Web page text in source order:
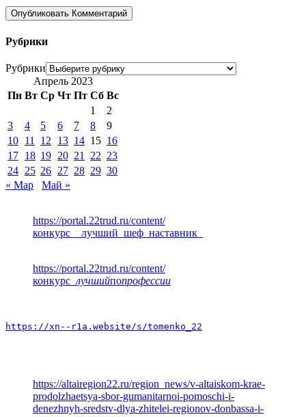
Рубрики
Рубрики
Апрель 2023
Пн Вт Ср Чт Пт Сб Вс
1
2
3
4 5 6 7 8
9
10 11 12 13 14 15 16
17 18 19 20 21 22 23
24 25 26 27 28 29 30
« Мар
Май »
https://portal.22trud.ru/content/
конкурс__лучший_шеф_наставник_
https://portal.22trud.ru/content/
конкурс _лучшийпопрофессии
https://xn--r1a.website/s/tomenko_22
https://altairegion22.ru/region_news/v-altaiskom-krae-
prodolzhaetsya-sbor-gumanitarnoi-pomoschi-i-
denezhnyh-sredstv-dlya-zhitelei-regionov-donbassa-i-